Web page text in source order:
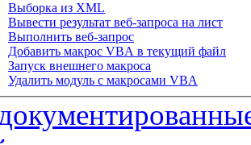
Выборка из XML
Вывести результат веб-запроса на лист
Выполнить веб-запрос
Добавить макрос VBA в текущий файл
Запуск внешнего макроса
Удалить модуль с макросами VBA